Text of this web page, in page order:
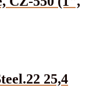
25,4